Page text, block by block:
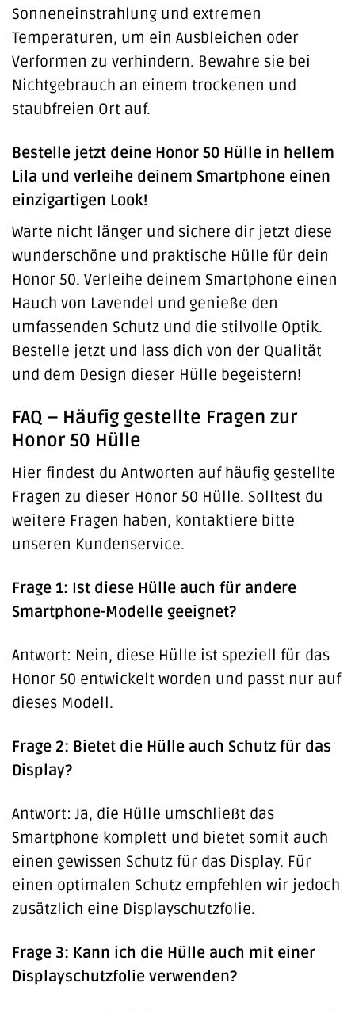
Sonneneinstrahlung und extremen
Temperaturen, um ein Ausbleichen oder
Verformen zu verhindern. Bewahre sie bei
Nichtgebrauch an einem trockenen und
staubfreien Ort auf.
Bestelle jetzt deine Honor 50 Hülle in hellem
Lila und verleihe deinem Smartphone einen
einzigartigen Look!
Warte nicht länger und sichere dir jetzt diese
wunderschöne und praktische Hülle für dein
Honor 50. Verleihe deinem Smartphone einen
Hauch von Lavendel und genieße den
umfassenden Schutz und die stilvolle Optik.
Bestelle jetzt und lass dich von der Qualität
und dem Design dieser Hülle begeistern!
FAQ – Häufig gestellte Fragen zur
Honor 50 Hülle
Hier findest du Antworten auf häufig gestellte
Fragen zu dieser Honor 50 Hülle. Solltest du
weitere Fragen haben, kontaktiere bitte
unseren Kundenservice.
Frage 1: Ist diese Hülle auch für andere
Smartphone-Modelle geeignet?
Antwort: Nein, diese Hülle ist speziell für das
Honor 50 entwickelt worden und passt nur auf
dieses Modell.
Frage 2: Bietet die Hülle auch Schutz für das
Display?
Antwort: Ja, die Hülle umschließt das
Smartphone komplett und bietet somit auch
einen gewissen Schutz für das Display. Für
einen optimalen Schutz empfehlen wir jedoch
zusätzlich eine Displayschutzfolie.
Frage 3: Kann ich die Hülle auch mit einer
Displayschutzfolie verwenden?